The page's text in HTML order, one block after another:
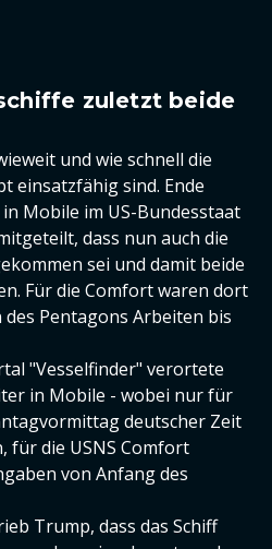
zuletzt beide
und wie schnell die
einsatzfähig sind. Ende
Mobile im US-Bundesstaat
dass nun auch die
sei und damit beide
Für die Comfort waren dort
Pentagons Arbeiten bis
"Vesselfinder" verortete
in Mobile - wobei nur für
deutscher Zeit
für die USNS Comfort
von Anfang des
Trump, dass das Schiff